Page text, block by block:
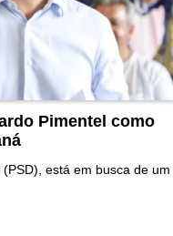
Pimentel como
está em busca de um